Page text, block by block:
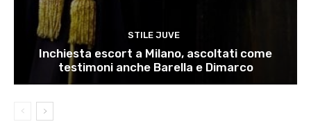
STILE JUVE
Inchiesta escort a Milano, ascoltati come
testimoni anche Barella e Dimarco